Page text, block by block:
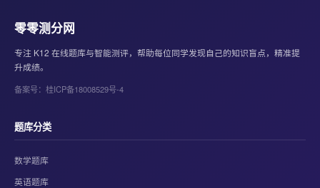
零零测分网
专注 K12 在线题库与智能测评，帮助每位同学发现自己的知识盲点，精准提
升成绩。
备案号：桂ICP备18008529号-4
题库分类
数学题库
英语题库